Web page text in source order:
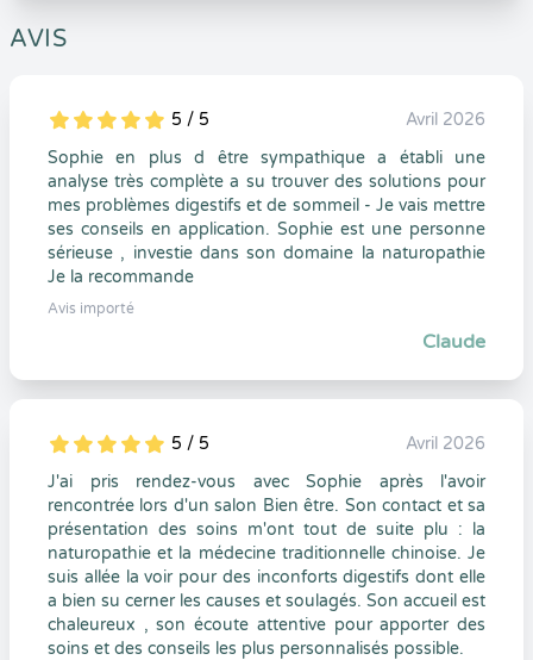
AVIS
5
1
5
0 5 / 5
Avril 2026
Sophie en plus d être sympathique a établi une
analyse très complète a su trouver des solutions pour
mes problèmes digestifs et de sommeil - Je vais mettre
ses conseils en application. Sophie est une personne
sérieuse , investie dans son domaine la naturopathie
Je la recommande
Avis importé
Claude
5
1
5
0 5 / 5
Avril 2026
J'ai pris rendez-vous avec Sophie après l'avoir
rencontrée lors d'un salon Bien être. Son contact et sa
présentation des soins m'ont tout de suite plu : la
naturopathie et la médecine traditionnelle chinoise. Je
suis allée la voir pour des inconforts digestifs dont elle
a bien su cerner les causes et soulagés. Son accueil est
chaleureux , son écoute attentive pour apporter des
soins et des conseils les plus personnalisés possible.